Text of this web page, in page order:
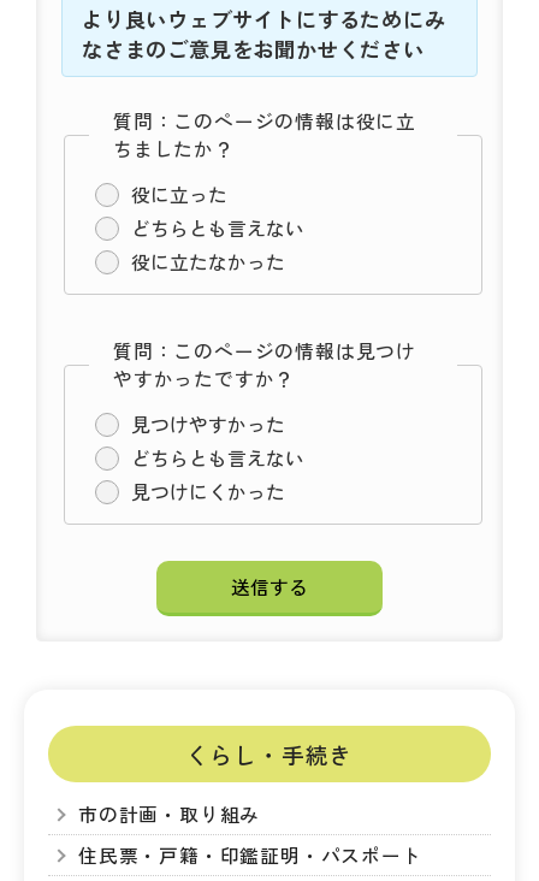
より良いウェブサイトにするためにみ
なさまのご意見をお聞かせください
質問：このページの情報は役に立
ちましたか？
役に立った
どちらとも言えない
役に立たなかった
質問：このページの情報は見つけ
やすかったですか？
見つけやすかった
どちらとも言えない
見つけにくかった
くらし・手続き
市の計画・取り組み
住民票・戸籍・印鑑証明・パスポート